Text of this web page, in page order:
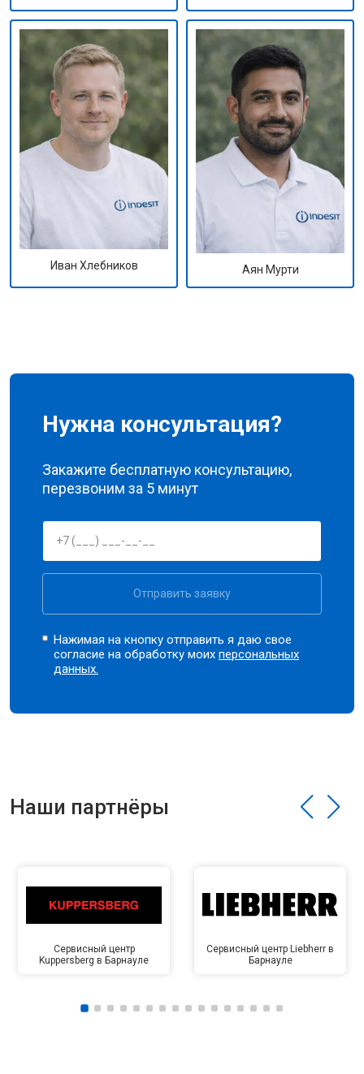
Иван Хлебников Аян Мурти
Нужна консультация?
Закажите бесплатную консультацию,
перезвоним за 5 минут
Отправить заявку
Нажимая на кнопку отправить я даю свое
согласие на обработку моихперсональных
данных.
Наши партнёры
Сервисный центр
Kuppersberg в Барнауле
Сервисный центр Liebherr в
Барнауле